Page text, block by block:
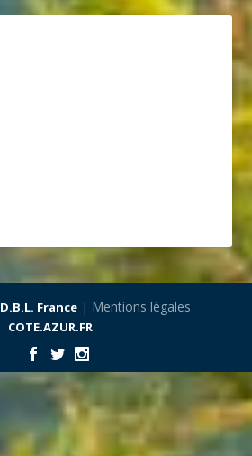
D.B.L. France| Mentions légales
COTE.AZUR.FR